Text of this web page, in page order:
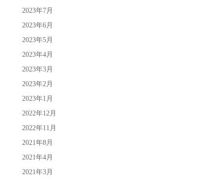
2023年7月
2023年6月
2023年5月
2023年4月
2023年3月
2023年2月
2023年1月
2022年12月
2022年11月
2021年8月
2021年4月
2021年3月